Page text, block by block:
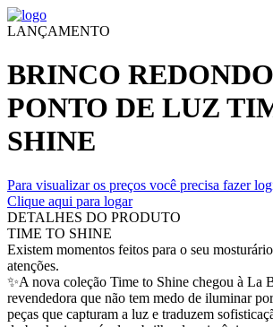
LANÇAMENTO
BRINCO
PONTO DE LUZ
SHINE
Para visualizar os preços você precisa fazer
Clique aqui para logar
DETALHES DO PRODUTO
TIME TO SHINE
Existem momentos feitos para o seu
atenções.
✨A nova coleção Time to Shine chegou à La
revendedora que não tem medo de iluminar
peças que capturam a luz e traduzem